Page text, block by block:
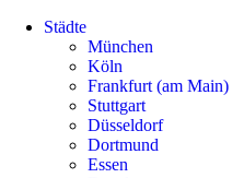
Städte
München
Köln
Frankfurt (am Main)
Stuttgart
Düsseldorf
Dortmund
Essen